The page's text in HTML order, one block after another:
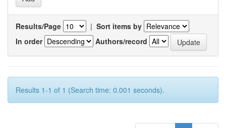
Results/Page | Sort items by
In order
Authors/record
Results 1-1 of 1 (Search time: 0.001 seconds).